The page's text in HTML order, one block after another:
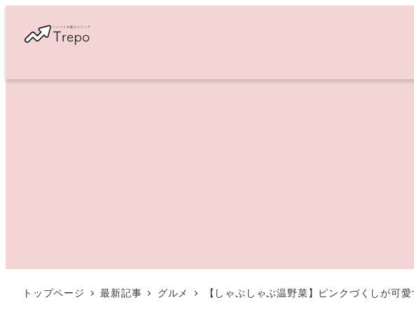
トップページ 最新記事 グルメ 【しゃぶしゃぶ温野菜】ピンクづくしが可